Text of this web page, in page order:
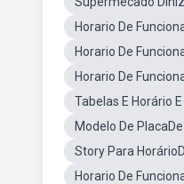
Horario De
Horario De
Horario De
Tabelas E Horário
Modelo De
Story Para
Horario De